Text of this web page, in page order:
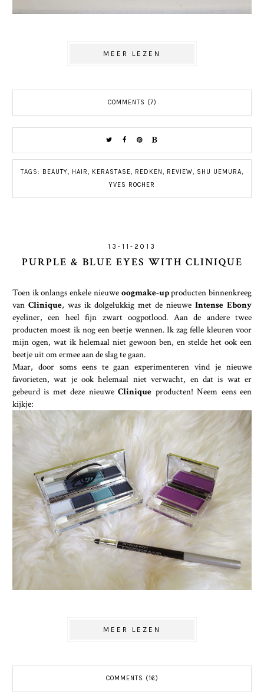
MEER LEZEN
COMMENTS (7)
TAGS: BEAUTY, HAIR, KERASTASE, REDKEN, REVIEW, SHU UEMURA,
YVES ROCHER
13-11-2013
PURPLE & BLUE EYES WITH CLINIQUE
Toen ik onlangs enkele nieuwe oogmake-upproducten binnenkreeg
van Clinique, was ik dolgelukkig met de nieuwe Intense Ebony
eyeliner, een heel fijn zwart oogpotlood. Aan de andere twee
producten moest ik nog een beetje wennen. Ik zag felle kleuren voor
mijn ogen, wat ik helemaal niet gewoon ben, en stelde het ook een
beetje uit om ermee aan de slag te gaan.
Maar, door soms eens te gaan experimenteren vind je nieuwe
favorieten, wat je ook helemaal niet verwacht, en dat is wat er
gebeurd is met deze nieuweClinique producten! Neem eens een
kijkje:
MEER LEZEN
COMMENTS (16)